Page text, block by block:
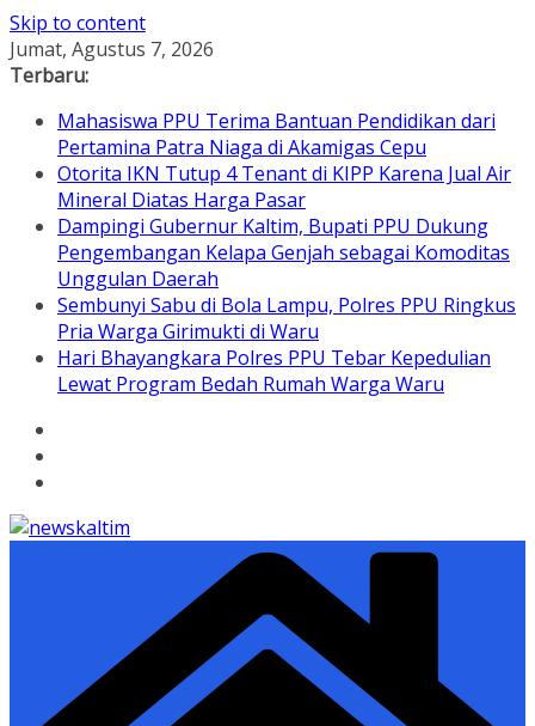
Skip to content
Jumat, Agustus 7, 2026
Terbaru:
Mahasiswa PPU Terima Bantuan Pendidikan dari
Pertamina Patra Niaga di Akamigas Cepu
Otorita IKN Tutup 4 Tenant di KIPP Karena Jual Air
Mineral Diatas Harga Pasar
Dampingi Gubernur Kaltim, Bupati PPU Dukung
Pengembangan Kelapa Genjah sebagai Komoditas
Unggulan Daerah
Sembunyi Sabu di Bola Lampu, Polres PPU Ringkus
Pria Warga Girimukti di Waru
Hari Bhayangkara Polres PPU Tebar Kepedulian
Lewat Program Bedah Rumah Warga Waru